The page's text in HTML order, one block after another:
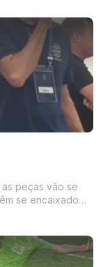
peças vão se
se encaixado